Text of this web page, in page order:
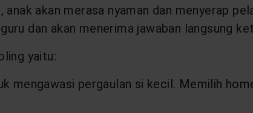
anak akan merasa nyaman dan menyerap
dan akan menerima jawaban langsung
yaitu:
mengawasi pergaulan si kecil. Memilih